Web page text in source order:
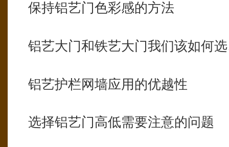
保持铝艺门色彩感的方法
铝艺大门和铁艺大门我们该如何
铝艺护栏网墙应用的优越性
选择铝艺门高低需要注意的问题